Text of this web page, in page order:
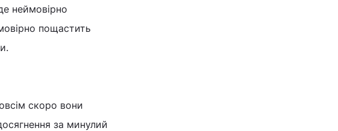
неймовірно
пощастить
скоро вони
за минулий